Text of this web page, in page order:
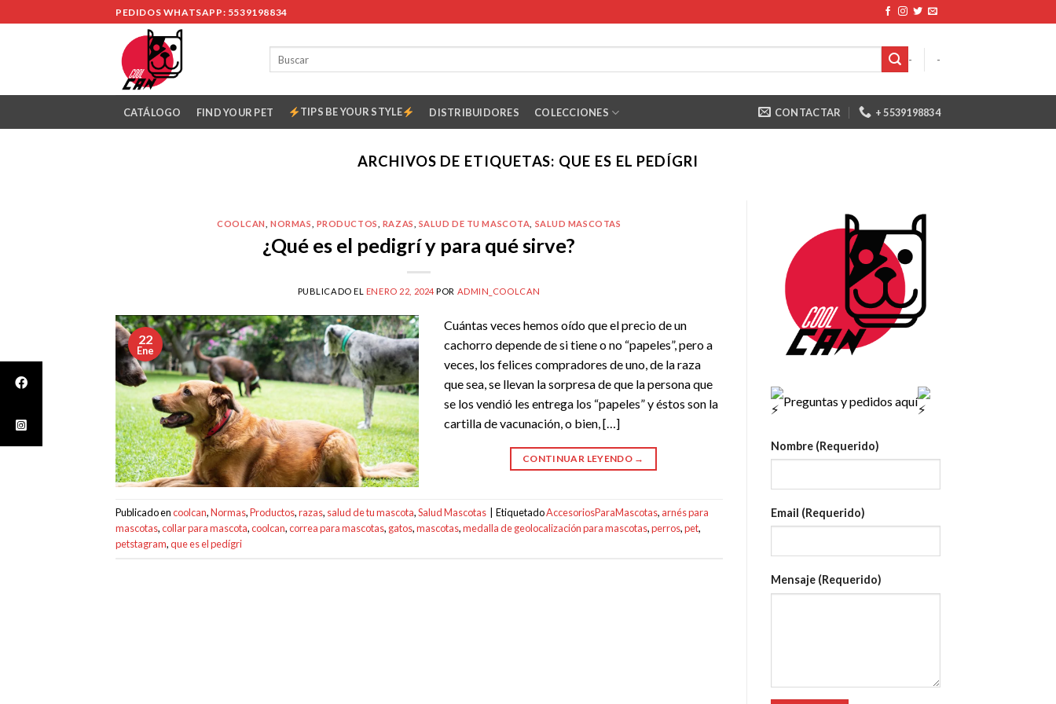
to
PEDIDOS WHATSAPP: 5539198834
- -
CATÁLOGO FIND YOUR PET TIPS BE YOUR STYLE DISTRIBUIDORES COLECCIONES CONTACTAR + 5539198834
ARCHIVOS DE ETIQUETAS: QUE ES EL PEDÍGRI
COOLCAN ,NORMAS PRODUCTOS RAZAS SALUD DE TU MASCOTA SALUD MASCOTAS
¿Qué es el pedigrí y para qué sirve?
PUBLICADO EL ENERO 22, 2024 POR ADMIN_COOLCAN
22
Ene
Cuántas veces hemos oído que el precio de un
cachorro depende de si tiene o no “papeles”, pero a
veces, los felices compradores de uno, de la raza
que sea, se llevan la sorpresa de que la persona que
se los vendió les entrega los “papeles” y éstos son la
cartilla de vacunación, o bien, […]
CONTINUAR LEYENDO →
Publicado encoolcan,Normas,Productos,razas, salud de tu mascota,Salud Mascotas EtiquetadoAccesoriosParaMascotas, arnés para
mascotas,collar para mascota,coolcan,correa para mascotas, gatos,mascotas,medalla de geolocalización para mascotas,perros,pet,
petstagram,que es el pedígri
Preguntas y pedidos aquí
Nombre (Requerido)
Email (Requerido)
Mensaje (Requerido)